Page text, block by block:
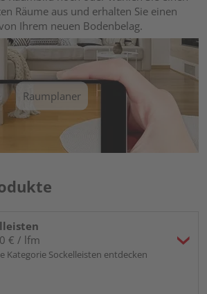
Räume aus und erhalten Sie einen
Ihrem neuen Bodenbelag.
Raumplaner
€ / lfm
Kategorie Sockelleisten entdecken